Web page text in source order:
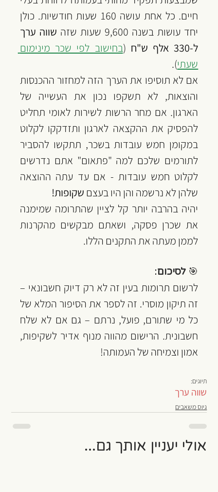
אולי יעניין אותך גם...
יחד עושות בשנה 9,600 שעות שזה
ל-330 אלף ש"ח
(
שעתי).
שלהן לא נרשמה והן היו בעצם שקופות!
לממן מעתה את התקנים הללו.
🎯 לסיכום:
אמון וצמיחה של העמותה!
תיוגים:
שווה ערך
גיוס משאבים